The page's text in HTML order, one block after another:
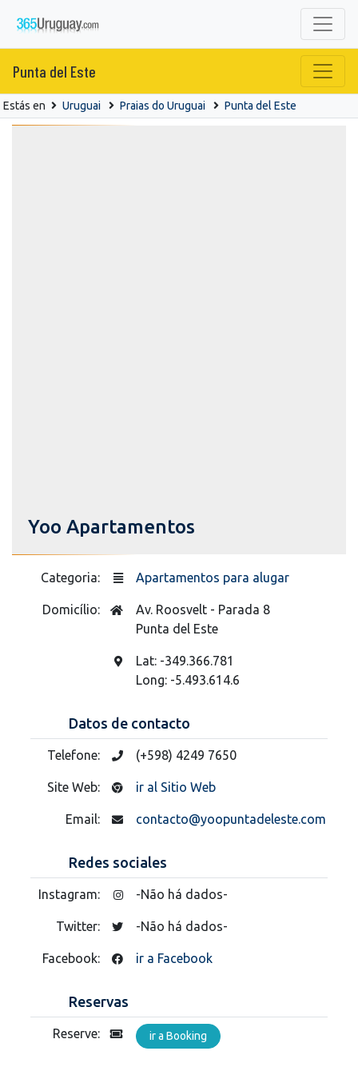
Punta del Este
Estás en Uruguai Praias do Uruguai Punta del Este
Yoo Apartamentos
Categoria: Apartamentos para alugar
Domicílio:
Av. Roosvelt - Parada 8
Punta del Este
Lat: -349.366.781
Long: -5.493.614.6
Datos de contacto
Telefone: (+598) 4249 7650
Site Web: ir al Sitio Web
Email: contacto@yoopuntadeleste.com
Redes sociales
Instagram: -Não há dados-
Twitter: -Não há dados-
Facebook: ir a Facebook
Reservas
Reserve: ir a Booking